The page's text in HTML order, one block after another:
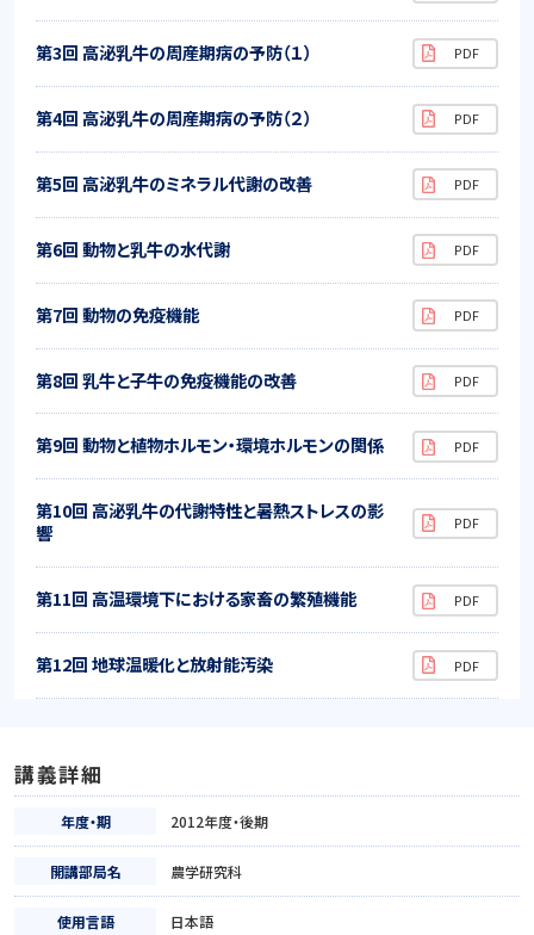
第3回 高泌乳牛の周産期病の予防（１）
第4回 高泌乳牛の周産期病の予防（２）
第5回 高泌乳牛のミネラル代謝の改善
第6回 動物と乳牛の水代謝
第7回 動物の免疫機能
第8回 乳牛と子牛の免疫機能の改善
第9回 動物と植物ホルモン・環境ホルモンの関係
第10回 高泌乳牛の代謝特性と暑熱ストレスの影
響
第11回 高温環境下における家畜の繁殖機能
第12回 地球温暖化と放射能汚染
講義詳細
年度・期 2012年度・後期
開講部局名 農学研究科
使用言語 日本語